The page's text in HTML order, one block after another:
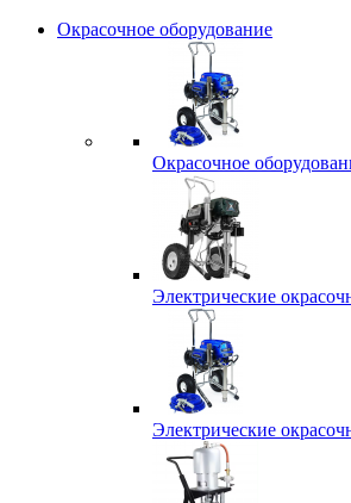
Окрасочное оборудование
Окрасочное
Электрические
Электрические